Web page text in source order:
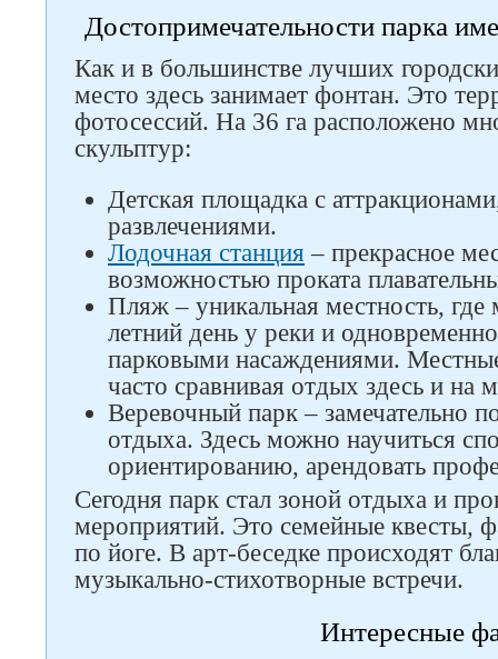
Достопримечательности парка
Как и в большинстве лучших
место здесь занимает фонтан. Это
фотосессий. На 36 га расположено
скульптур:
Детская площадка с
развлечениями.
Лодочная станция – прекрасное
возможностью проката
Пляж – уникальная местность,
летний день у реки и
парковыми насаждениями.
часто сравнивая отдых здесь и на
Веревочный парк – замечательно
отдыха. Здесь можно научиться
ориентированию, арендовать
Сегодня парк стал зоной отдыха и
мероприятий. Это семейные квесты,
по йоге. В арт-беседке происходят
музыкально-стихотворные встречи.
Интересные
Следите за нами в соцсетях